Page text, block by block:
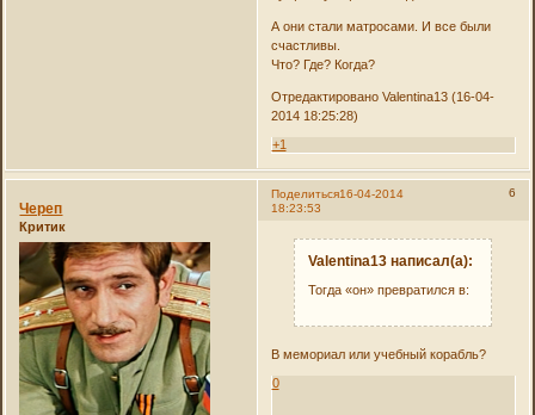
А они стали матросами. И все были
счастливы.
Что? Где? Когда?
Отредактировано Valentina13 (16-04-
2014 18:25:28)
+1
Поделиться 6
16-04-2014
18:23:53
Череп
Критик
Valentina13 написал(а):
Тогда «он» превратился в:
В мемориал или учебный корабль?
0